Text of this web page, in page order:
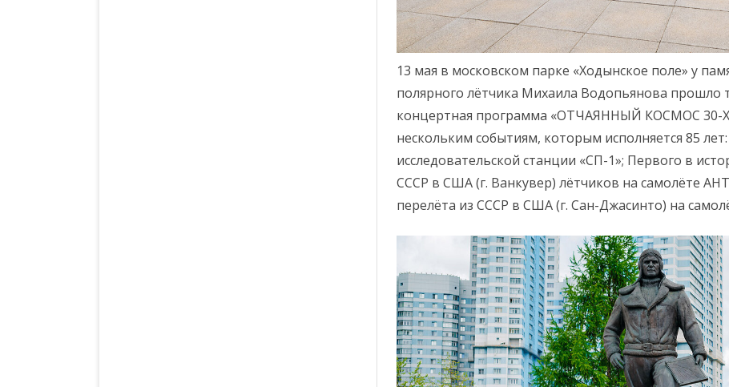
ЗАЛ (ОФИЦЕРСКИХ СОБРАНИЙ,
ВОИНСКИХ И СЕМЕЙНЫХ
ТОРЖЕСТВ)
ФИНАНСОВО-ЭКОНОМИЧЕСКОЕ
ОТДЕЛЕНИЕ
ХОЗЯЙСТВЕННАЯ ЧАСТЬ
КЛУБНОЕ ФОРМИРОВАНИЕ
ПАМЯТЬ
93 ДОМ КУЛЬТУРЫ
13 мая в московском парке «Ходынское поле» у
полярного лётчика Михаила Водопьянова прошло
концертная программа «ОТЧАЯННЫЙ КОСМОС 30-Х
нескольким событиям, которым исполняется 85
исследовательской станции «СП-1»; Первого в
СССР в США (г. Ванкувер) лётчиков на самолёте
перелёта из СССР в США (г. Сан-Джасинто) на